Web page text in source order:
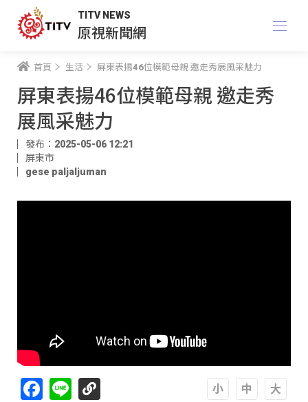
TITV NEWS
原視新聞網
首頁 生活 屏東表揚46位模範母親 邀走秀展風采魅力
屏東表揚46位模範母親 邀走秀
展風采魅力
發布：2025-05-06 12:21
屏東市
gese paljaljuman
Facebook
Line